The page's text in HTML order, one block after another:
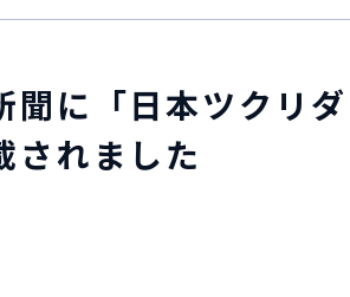
聞に「日本ツクリ
されました